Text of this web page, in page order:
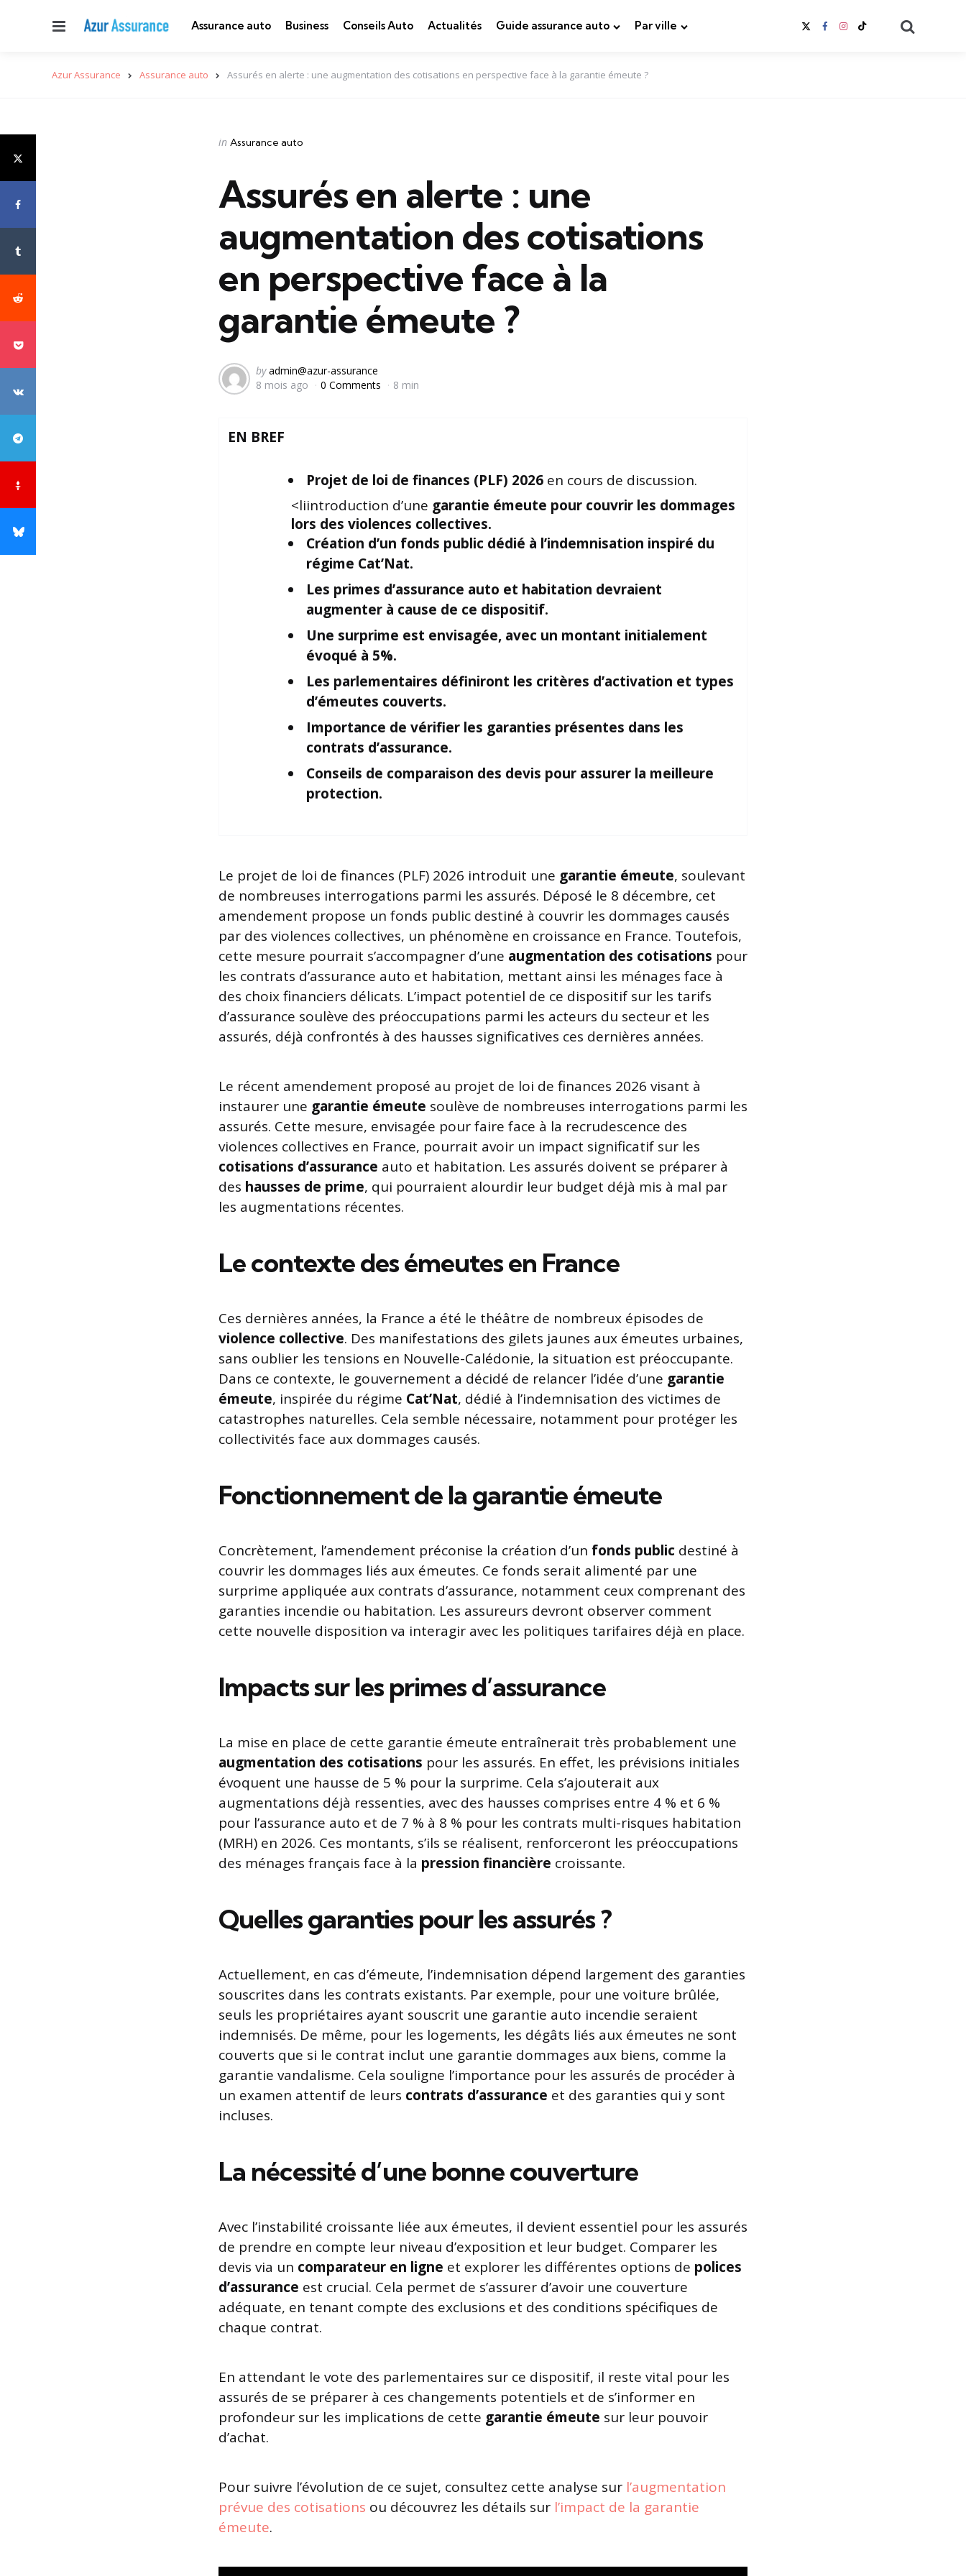
Menu Assurance auto Business Conseils Auto Actualités Guide assurance auto Par ville
Azur Assurance Assurance auto Assurés en alerte : une augmentation des cotisations en perspective face à la garantie émeute ?
Categories
Posted
in Assurance auto
Assurés en alerte : une
augmentation des cotisations
en perspective face à la
garantie émeute ?
Posted
by
by admin@azur-assurance
8 mois ago
0 Comments 8 min
EN BREF
Projet de loi de finances (PLF) 2026 en cours de discussion.
<liintroduction d’une garantie émeute pour couvrir les dommages
lors des violences collectives.
Création d’un fonds public dédié à l’indemnisation inspiré du
régime Cat’Nat.
Les primes d’assurance auto et habitation devraient
augmenter à cause de ce dispositif.
Une surprime est envisagée, avec un montant initialement
évoqué à 5%.
Les parlementaires définiront les critères d’activation et types
d’émeutes couverts.
Importance de vérifier les garanties présentes dans les
contrats d’assurance.
Conseils de comparaison des devis pour assurer la meilleure
protection.
Le projet de loi de finances (PLF) 2026 introduit une garantie émeute, soulevant
de nombreuses interrogations parmi les assurés. Déposé le 8 décembre, cet
amendement propose un fonds public destiné à couvrir les dommages causés
par des violences collectives, un phénomène en croissance en France. Toutefois,
cette mesure pourrait s’accompagner d’une augmentation des cotisations pour
les contrats d’assurance auto et habitation, mettant ainsi les ménages face à
des choix financiers délicats. L’impact potentiel de ce dispositif sur les tarifs
d’assurance soulève des préoccupations parmi les acteurs du secteur et les
assurés, déjà confrontés à des hausses significatives ces dernières années.
Le récent amendement proposé au projet de loi de finances 2026 visant à
instaurer une garantie émeute soulève de nombreuses interrogations parmi les
assurés. Cette mesure, envisagée pour faire face à la recrudescence des
violences collectives en France, pourrait avoir un impact significatif sur les
cotisations d’assurance auto et habitation. Les assurés doivent se préparer à
des hausses de prime, qui pourraient alourdir leur budget déjà mis à mal par
les augmentations récentes.
Le contexte des émeutes en France
Ces dernières années, la France a été le théâtre de nombreux épisodes de
violence collective. Des manifestations des gilets jaunes aux émeutes urbaines,
sans oublier les tensions en Nouvelle-Calédonie, la situation est préoccupante.
Dans ce contexte, le gouvernement a décidé de relancer l’idée d’une garantie
émeute, inspirée du régime Cat’Nat, dédié à l’indemnisation des victimes de
catastrophes naturelles. Cela semble nécessaire, notamment pour protéger les
collectivités face aux dommages causés.
Fonctionnement de la garantie émeute
Concrètement, l’amendement préconise la création d’un fonds public destiné à
couvrir les dommages liés aux émeutes. Ce fonds serait alimenté par une
surprime appliquée aux contrats d’assurance, notamment ceux comprenant des
garanties incendie ou habitation. Les assureurs devront observer comment
cette nouvelle disposition va interagir avec les politiques tarifaires déjà en place.
Impacts sur les primes d’assurance
La mise en place de cette garantie émeute entraînerait très probablement une
augmentation des cotisations pour les assurés. En effet, les prévisions initiales
évoquent une hausse de 5 % pour la surprime. Cela s’ajouterait aux
augmentations déjà ressenties, avec des hausses comprises entre 4 % et 6 %
pour l’assurance auto et de 7 % à 8 % pour les contrats multi-risques habitation
(MRH) en 2026. Ces montants, s’ils se réalisent, renforceront les préoccupations
des ménages français face à la pression financière croissante.
Quelles garanties pour les assurés ?
Actuellement, en cas d’émeute, l’indemnisation dépend largement des garanties
souscrites dans les contrats existants. Par exemple, pour une voiture brûlée,
seuls les propriétaires ayant souscrit une garantie auto incendie seraient
indemnisés. De même, pour les logements, les dégâts liés aux émeutes ne sont
couverts que si le contrat inclut une garantie dommages aux biens, comme la
garantie vandalisme. Cela souligne l’importance pour les assurés de procéder à
un examen attentif de leurs contrats d’assurance et des garanties qui y sont
incluses.
La nécessité d’une bonne couverture
Avec l’instabilité croissante liée aux émeutes, il devient essentiel pour les assurés
de prendre en compte leur niveau d’exposition et leur budget. Comparer les
devis via un comparateur en ligne et explorer les différentes options de polices
d’assurance est crucial. Cela permet de s’assurer d’avoir une couverture
adéquate, en tenant compte des exclusions et des conditions spécifiques de
chaque contrat.
En attendant le vote des parlementaires sur ce dispositif, il reste vital pour les
assurés de se préparer à ces changements potentiels et de s’informer en
profondeur sur les implications de cette garantie émeute sur leur pouvoir
d’achat.
Pour suivre l’évolution de ce sujet, consultez cette analyse sur l’augmentation
prévue des cotisations ou découvrez les détails sur l’impact de la garantie
émeute.